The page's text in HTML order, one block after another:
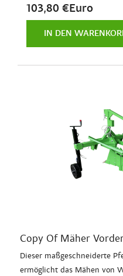
103,80 €Euro
IN DEN
Copy Of Mäher
Dieser maßgeschneiderte
ermöglicht das Mähen von